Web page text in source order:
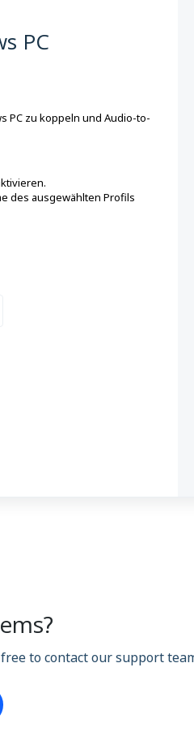
PC
PC zu koppeln und Audio-to-
des ausgewählten Profils
to contact our support